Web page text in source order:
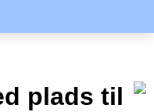
plads til